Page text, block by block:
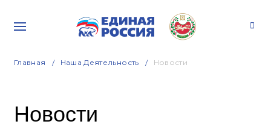
Главная Наша Деятельность Новости
Новости